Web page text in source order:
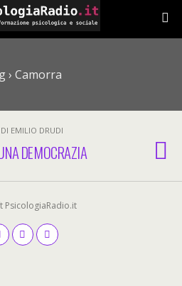
› Camorra
EMILIO DRUDI
DEMOCRAZIA
PsicologiaRadio.it